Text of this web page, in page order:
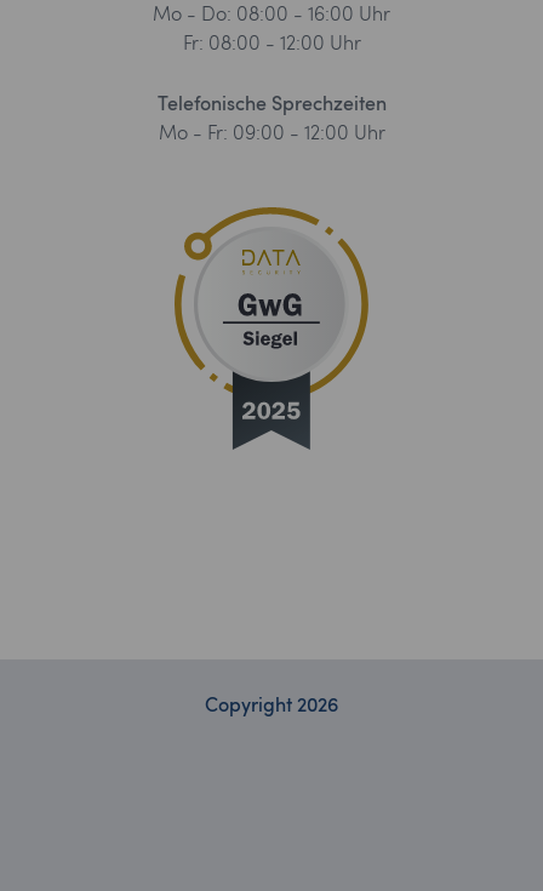
Mo - Do: 08:00 - 16:00 Uhr
Fr: 08:00 - 12:00 Uhr
Telefonische Sprechzeiten
Mo - Fr: 09:00 - 12:00 Uhr
Copyright 2026